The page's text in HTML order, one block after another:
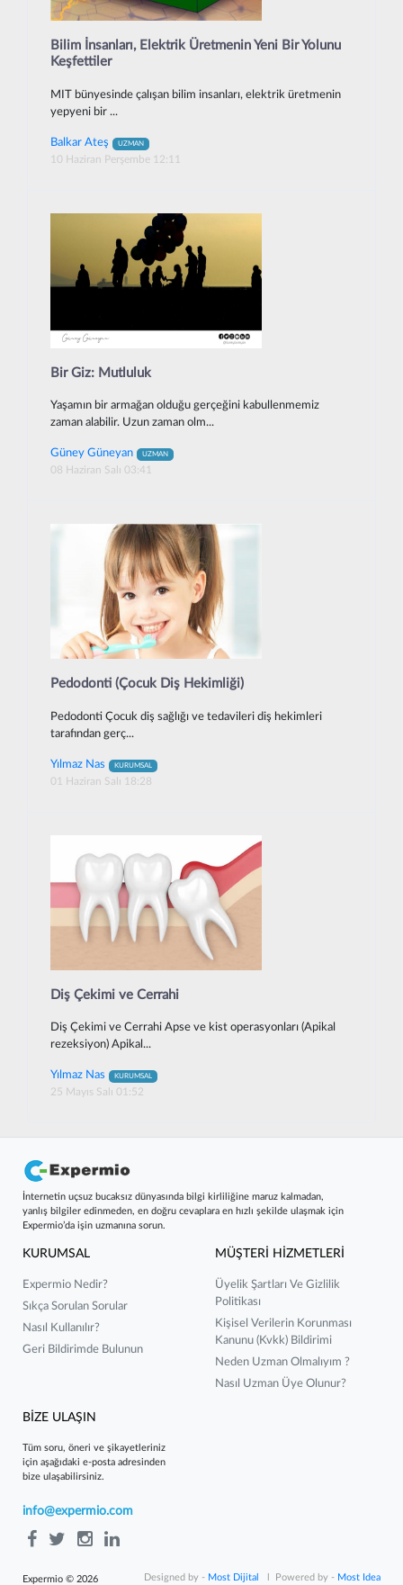
Bilim İnsanları, Elektrik Üretmenin Yeni Bir Yolunu
Keşfettiler
MIT bünyesinde çalışan bilim insanları, elektrik üretmenin
yepyeni bir ...
Balkar Ateş UZMAN
10 Haziran Perşembe 12:11
Bir Giz: Mutluluk
Yaşamın bir armağan olduğu gerçeğini kabullenmemiz
zaman alabilir. Uzun zaman olm...
Güney Güneyan UZMAN
08 Haziran Salı 03:41
Pedodonti (Çocuk Diş Hekimliği)
Pedodonti Çocuk diş sağlığı ve tedavileri diş hekimleri
tarafından gerç...
Yılmaz Nas KURUMSAL
01 Haziran Salı 18:28
Diş Çekimi ve Cerrahi
Diş Çekimi ve Cerrahi Apse ve kist operasyonları (Apikal
rezeksiyon) Apikal...
Yılmaz Nas KURUMSAL
25 Mayıs Salı 01:52
İnternetin uçsuz bucaksız dünyasında bilgi kirliliğine maruz kalmadan,
yanlış bilgiler edinmeden, en doğru cevaplara en hızlı şekilde ulaşmak için
Expermio’da işin uzmanına sorun.
KURUMSAL
Expermio Nedir?
Sıkça Sorulan Sorular
Nasıl Kullanılır?
Geri Bildirimde Bulunun
MÜŞTERİ HİZMETLERİ
Üyelik Şartları Ve Gizlilik
Politikası
Kişisel Verilerin Korunması
Kanunu (kvkk) Bildirimi
Neden Uzman Olmalıyım ?
Nasıl Uzman Üye Olunur?
BİZE ULAŞIN
Tüm soru, öneri ve şikayetleriniz
için aşağıdaki e-posta adresinden
bize ulaşabilirsiniz.
info@expermio.com
Expermio © 2026 l Powered by - Most Idea
Designed by - Most Dijital